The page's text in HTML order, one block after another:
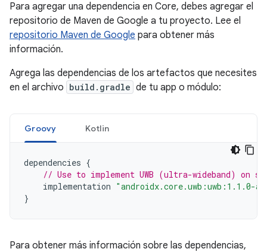
Para agregar una dependencia en Core, debes agregar el
repositorio de Maven de Google a tu proyecto. Lee el
repositorio Maven de Google para obtener más
información.
Agrega las dependencias de los artefactos que necesites
en el archivo build.gradle de tu app o módulo:
Groovy Kotlin
dependencies {
// Use to implement UWB (ultra-wideband) on
implementation "androidx.core.uwb:uwb:1.1.0-
}
Para obtener más información sobre las dependencias,